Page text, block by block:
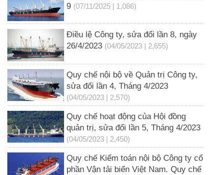
9 (07/11/2025 | 1,086)
Điều lệ Công ty, sửa đổi lần 8, ngày
26/4/2023 (04/05/2023 | 2,655)
Quy chế nội bộ về Quản trị Công ty,
sửa đổi lần 4, Tháng 4/2023
(04/05/2023 | 2,570)
Quy chế hoạt động của Hội đồng
quản trị, sửa đổi lần 5, Tháng 4/2023
(04/05/2023 | 2,450)
Quy chế Kiểm toán nội bộ Công ty cổ
phần Vận tải biển Việt Nam. Quy chế